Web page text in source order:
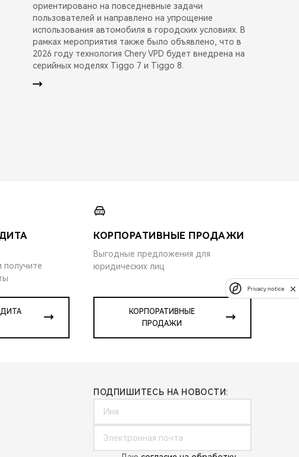
ориентировано на повседневные задачи
пользователей и направлено на упрощение
использования автомобиля в городских условиях. В
рамках мероприятия также было объявлено, что в
2026 году технология Chery VPD будет внедрена на
серийных моделях Tiggo 7 и Tiggo 8.
получите
КОРПОРАТИВНЫЕ ПРОДАЖИ
Выгодные предложения для
юридических лиц
КОРПОРАТИВНЫЕ
ПРОДАЖИ
ПОДПИШИТЕСЬ НА НОВОСТИ:
Privacy notice